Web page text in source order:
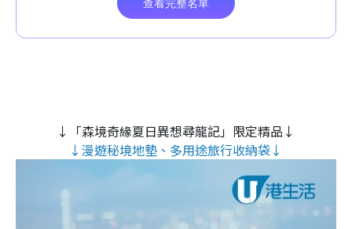
↓「森境奇緣夏日異想尋龍記」限定精品↓
↓漫遊秘境地墊、多用途旅行收納袋↓